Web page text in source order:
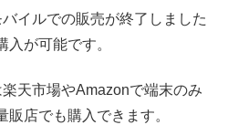
イルでの販売が終了しました
が可能です。
天市場やAmazonで端末のみ
店でも購入できます。